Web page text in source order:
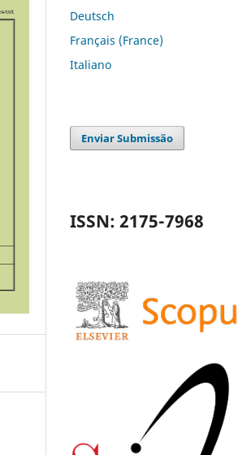
Deutsch
Français (France)
Italiano
Enviar Submissão
ISSN: 2175-7968